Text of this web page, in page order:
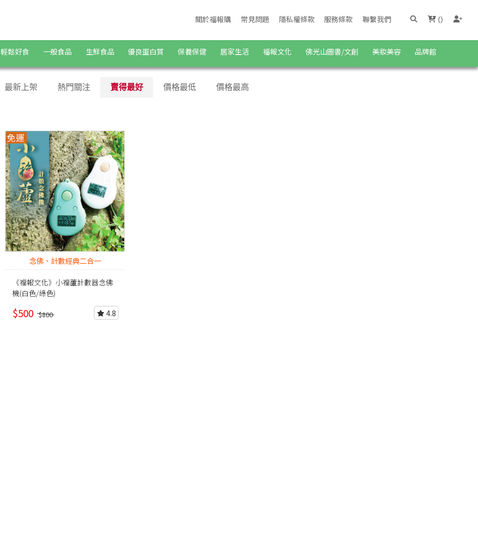
關於福報購 常見問題 隱私權條款 服務條款 聯繫我們 ()
輕鬆好食 一般食品 生鮮食品 優良蛋白質 保養保健 居家生活 福報文化 佛光山圖書/文創 美妝美容 品牌館
最新上架 熱門關注 賣得最好 價格最低 價格最高
念佛、計數經典二合一
《福報文化》小福蘆計數器念佛
機(白色/綠色)
$500 $800 4.8